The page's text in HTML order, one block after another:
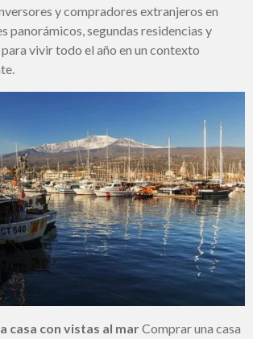
y compradores extranjeros en
panorámicos, segundas residencias y
vivir todo el año en un contexto
casa con vistas al marComprar una casa